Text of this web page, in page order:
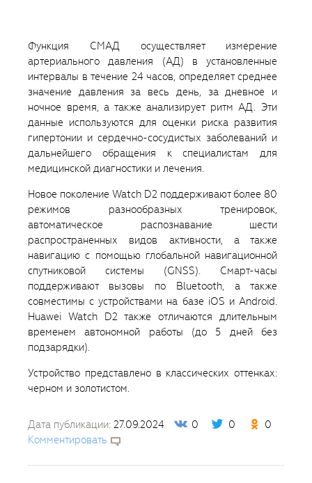
Функция СМАД осуществляет измерение
артериального давления (АД) в установленные
интервалы в течение 24 часов, определяет среднее
значение давления за весь день, за дневное и
ночное время, а также анализирует ритм АД. Эти
данные используются для оценки риска развития
гипертонии и сердечно-сосудистых заболеваний и
дальнейшего обращения к специалистам для
медицинской диагностики и лечения.
Новое поколение Watch D2 поддерживают более 80
режимов разнообразных тренировок,
автоматическое распознавание шести
распространенных видов активности, а также
навигацию с помощью глобальной навигационной
спутниковой системы (GNSS). Смарт-часы
поддерживают вызовы по Bluetooth, а также
совместимы с устройствами на базе iOS и Android.
Huawei Watch D2 также отличаются длительным
временем автономной работы (до 5 дней без
подзарядки).
Устройство представлено в классических оттенках:
черном и золотистом.
Дата публикации: 27.09.2024 0 0
0
Комментировать